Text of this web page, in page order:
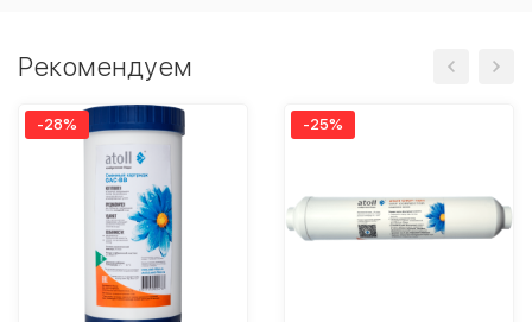
Рекомендуем
-28% -25%